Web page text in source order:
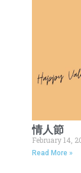
情人節
February 14,
Read More »